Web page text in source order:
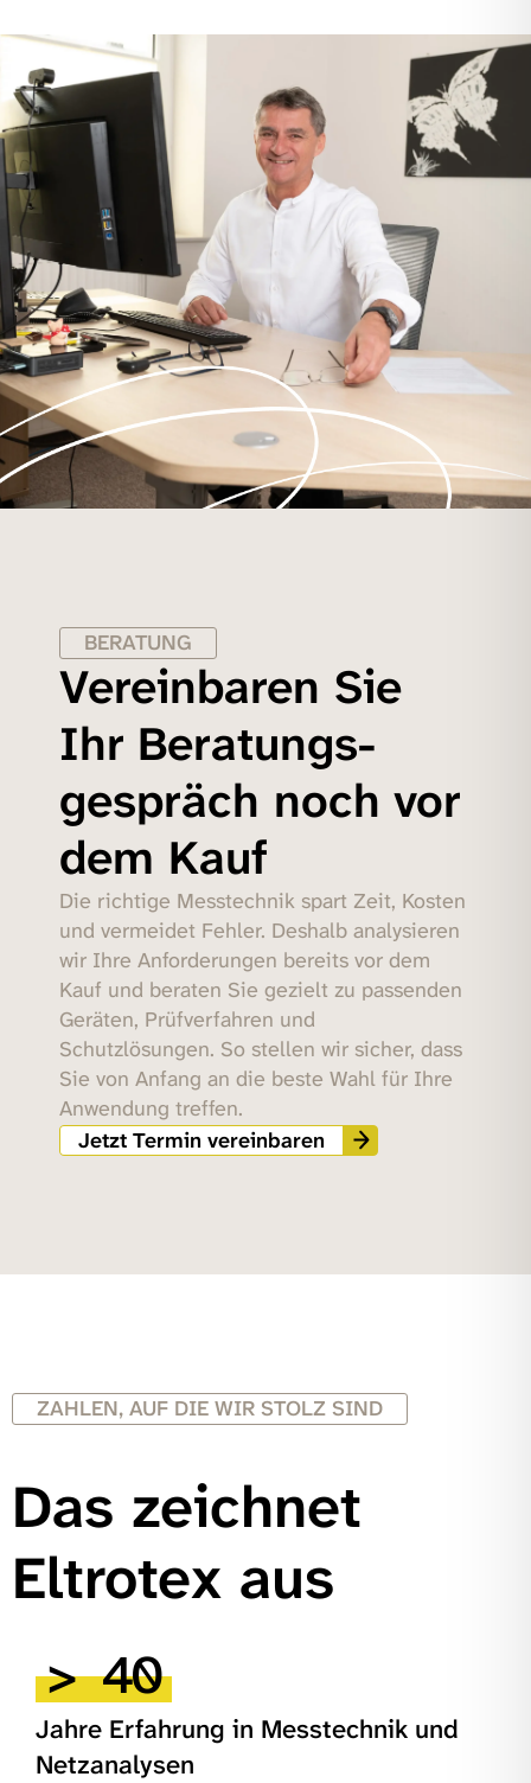
BERATUNG
Vereinbaren Sie
Ihr Beratungs­
gespräch noch vor
dem Kauf
Die richtige Messtechnik spart Zeit, Kosten
und vermeidet Fehler. Deshalb analysieren
wir Ihre Anforderungen bereits vor dem
Kauf und beraten Sie gezielt zu passenden
Geräten, Prüfverfahren und
Schutzlösungen. So stellen wir sicher, dass
Sie von Anfang an die beste Wahl für Ihre
Anwendung treffen.
Jetzt Termin vereinbaren
ZAHLEN, AUF DIE WIR STOLZ SIND
Das zeichnet
Eltrotex aus
> 40
Jahre Erfahrung in Messtechnik und
Netzanalysen